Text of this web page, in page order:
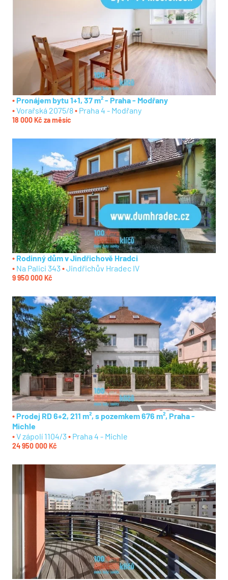
Pronájem bytu 1+1, 37 m² - Praha - Modřany
Vorařská 2075/8
Praha 4 - Modřany
18 000 Kč za měsíc
Rodinný dům v Jindřichově Hradci
Na Palici 343 Jindřichův Hradec IV
9 950 000 Kč
Prodej RD 6+2, 211 m², s pozemkem 676 m², Praha -
Michle
V zápolí 1104/3
Praha 4 - Michle
24 950 000 Kč